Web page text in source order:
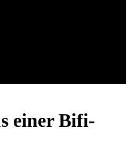
einer Bifi-